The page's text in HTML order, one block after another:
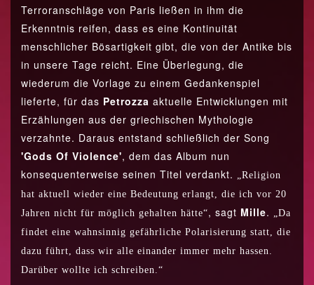
Terroranschläge von Paris ließen in ihm die
Erkenntnis reifen, dass es eine Kontinuität
menschlicher Bösartigkeit gibt, die von der Antike bis
in unsere Tage reicht. Eine Überlegung, die
wiederum die Vorlage zu einem Gedankenspiel
lieferte, für das Petrozza aktuelle Entwicklungen mit
Erzählungen aus der griechischen Mythologie
verzahnte. Daraus entstand schließlich der Song
'Gods Of Violence', dem das Album nun
konsequenterweise seinen Titel verdankt. „Religion
hat aktuell wieder eine Bedeutung erlangt, die ich vor 20
Jahren nicht für möglich gehalten hätte“, sagt Mille. „Da
findet eine wahnsinnig gefährliche Polarisierung statt, die
dazu führt, dass wir alle einander immer mehr hassen.
Darüber wollte ich schreiben.“